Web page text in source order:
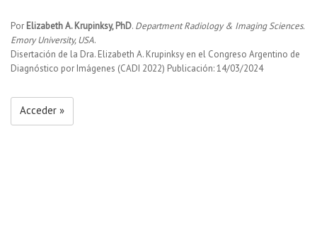
Por Elizabeth A. Krupinksy, PhD. Department Radiology & Imaging Sciences.
Emory University, USA.
Disertación de la Dra. Elizabeth A. Krupinksy en el Congreso Argentino de
Diagnóstico por Imágenes (CADI 2022) Publicación: 14/03/2024
Acceder »